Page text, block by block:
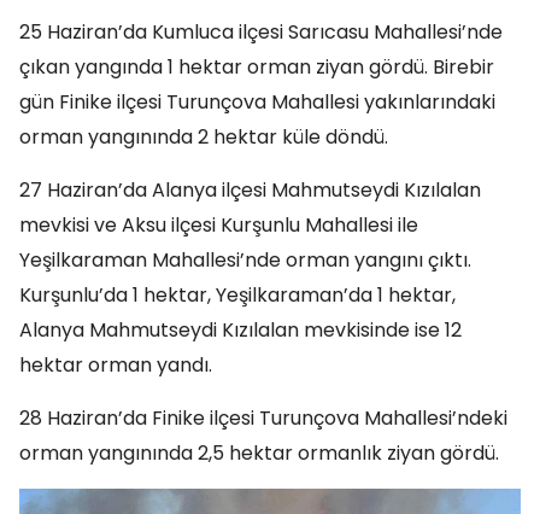
25 Haziran’da Kumluca ilçesi Sarıcasu Mahallesi’nde
çıkan yangında 1 hektar orman ziyan gördü. Birebir
gün Finike ilçesi Turunçova Mahallesi yakınlarındaki
orman yangınında 2 hektar küle döndü.
27 Haziran’da Alanya ilçesi Mahmutseydi Kızılalan
mevkisi ve Aksu ilçesi Kurşunlu Mahallesi ile
Yeşilkaraman Mahallesi’nde orman yangını çıktı.
Kurşunlu’da 1 hektar, Yeşilkaraman’da 1 hektar,
Alanya Mahmutseydi Kızılalan mevkisinde ise 12
hektar orman yandı.
28 Haziran’da Finike ilçesi Turunçova Mahallesi’ndeki
orman yangınında 2,5 hektar ormanlık ziyan gördü.